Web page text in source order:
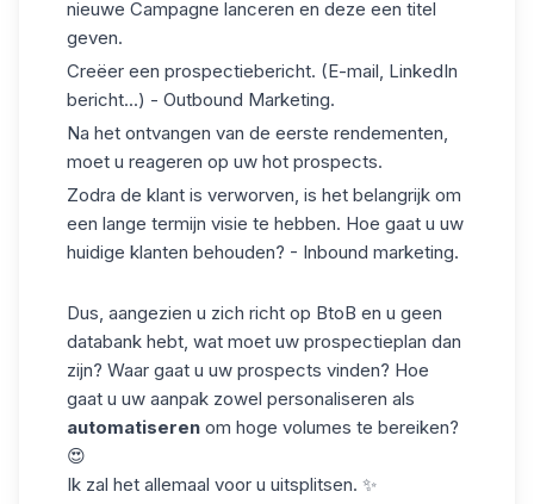
nieuwe Campagne lanceren en deze een titel
geven.
Creëer een prospectiebericht. (E-mail, LinkedIn
bericht...) - Outbound Marketing.
Na het ontvangen van de eerste rendementen,
moet u reageren op uw hot prospects.
Zodra de klant is verworven, is het belangrijk om
een lange termijn visie te hebben. Hoe gaat u uw
huidige klanten behouden? - Inbound marketing.
Dus, aangezien u zich richt op BtoB en u geen
databank hebt, wat moet uw prospectieplan dan
zijn? Waar gaat u uw prospects vinden? Hoe
gaat u uw aanpak zowel personaliseren als
automatiseren om hoge volumes te bereiken?
😍
Ik zal het allemaal voor u uitsplitsen. ✨